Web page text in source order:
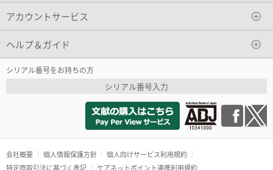
アカウントサービス
ヘルプ＆ガイド
シリアル番号をお持ちの方
シリアル番号入力
会社概要 個人情報保護方針
個人向けサービス利用規約
特定商取引法に基づく表記
ケアネットポイント連携利用規約